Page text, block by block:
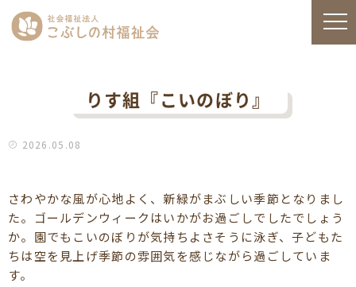
りす組『こいのぼり』
2026.05.08
さわやかな風が心地よく、新緑がまぶしい季節となりまし
た。ゴールデンウィークはいかがお過ごしでしたでしょう
か。園でもこいのぼりが気持ちよさそうに泳ぎ、子どもた
ちは空を見上げ季節の雰囲気を感じながら過ごしていま
す。